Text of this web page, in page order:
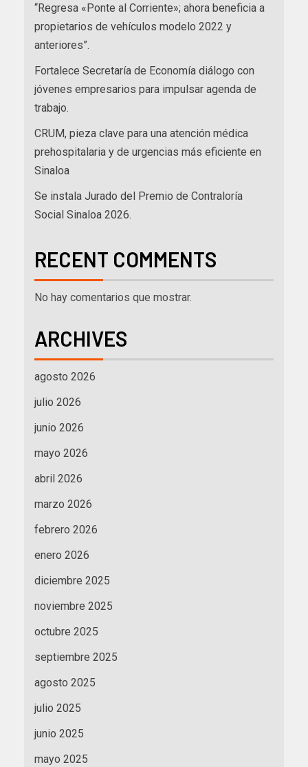
“Regresa «Ponte al Corriente»; ahora beneficia a
propietarios de vehículos modelo 2022 y
anteriores”.
Fortalece Secretaría de Economía diálogo con
jóvenes empresarios para impulsar agenda de
trabajo.
CRUM, pieza clave para una atención médica
prehospitalaria y de urgencias más eficiente en
Sinaloa
Se instala Jurado del Premio de Contraloría
Social Sinaloa 2026.
RECENT COMMENTS
No hay comentarios que mostrar.
ARCHIVES
agosto 2026
julio 2026
junio 2026
mayo 2026
abril 2026
marzo 2026
febrero 2026
enero 2026
diciembre 2025
noviembre 2025
octubre 2025
septiembre 2025
agosto 2025
julio 2025
junio 2025
mayo 2025